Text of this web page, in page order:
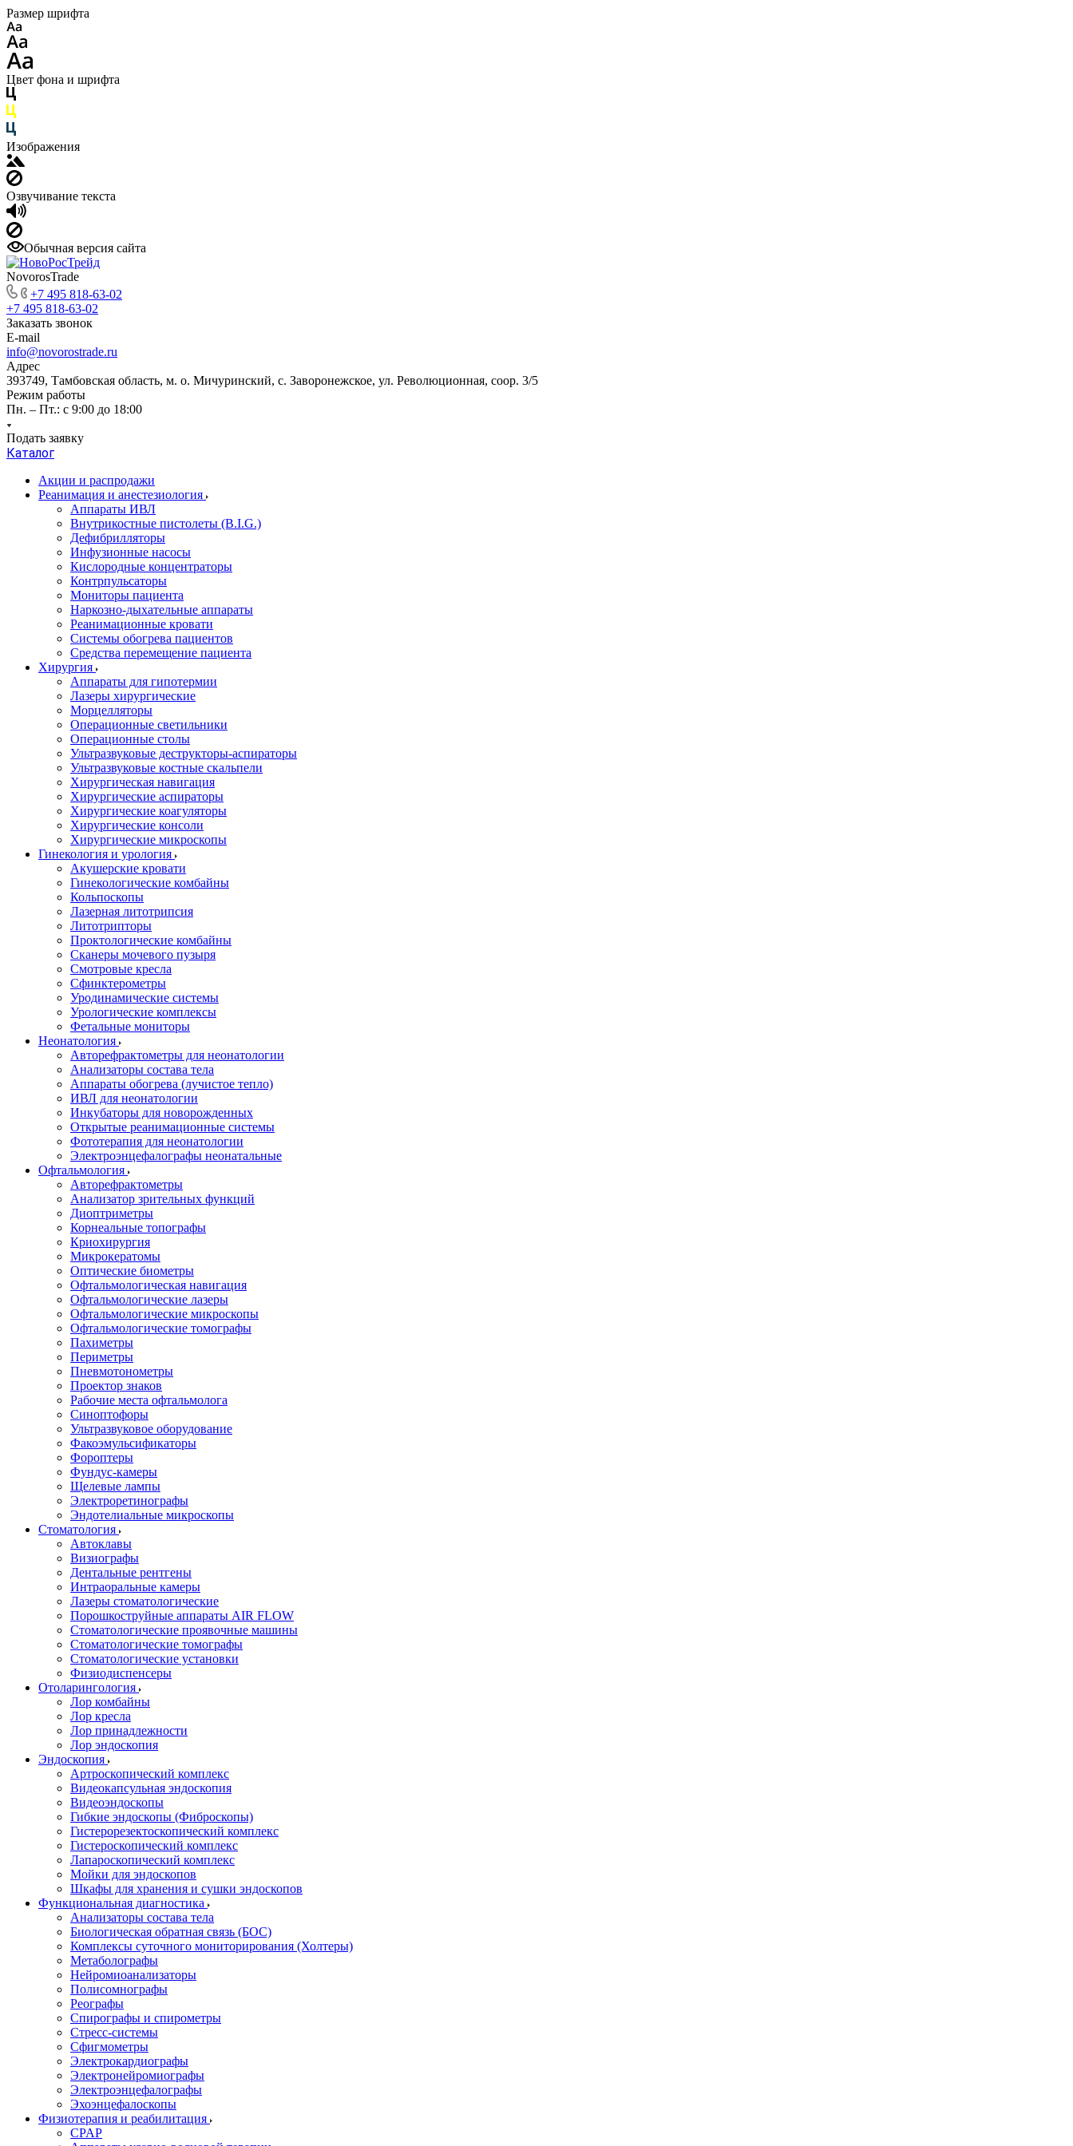
Размер шрифта
Цвет фона и шрифта
Изображения
Озвучивание текста
Обычная версия сайта
NovorosTrade
+7 495 818-63-02
+7 495 818-63-02
Заказать звонок
E-mail
info@novorostrade.ru
Адрес
393749, Тамбовская область, м. о. Мичуринский, с. Заворонежское, ул. Революционная, соор. 3/5
Режим работы
Пн. – Пт.: с 9:00 до 18:00
Подать заявку
Каталог
Акции и распродажи
Реанимация и анестезиология
Аппараты ИВЛ
Внутрикостные пистолеты (B.I.G.)
Дефибрилляторы
Инфузионные насосы
Кислородные концентраторы
Контрпульсаторы
Мониторы пациента
Наркозно-дыхательные аппараты
Реанимационные кровати
Системы обогрева пациентов
Средства перемещение пациента
Хирургия
Аппараты для гипотермии
Лазеры хирургические
Морцелляторы
Операционные светильники
Операционные столы
Ультразвуковые деструкторы-аспираторы
Ультразвуковые костные скальпели
Хирургическая навигация
Хирургические аспираторы
Хирургические коагуляторы
Хирургические консоли
Хирургические микроскопы
Гинекология и урология
Акушерские кровати
Гинекологические комбайны
Кольпоскопы
Лазерная литотрипсия
Литотрипторы
Проктологические комбайны
Сканеры мочевого пузыря
Смотровые кресла
Сфинктерометры
Уродинамические системы
Урологические комплексы
Фетальные мониторы
Неонатология
Авторефрактометры для неонатологии
Анализаторы состава тела
Аппараты обогрева (лучистое тепло)
ИВЛ для неонатологии
Инкубаторы для новорожденных
Открытые реанимационные системы
Фототерапия для неонатологии
Электроэнцефалографы неонатальные
Офтальмология
Авторефрактометры
Анализатор зрительных функций
Диоптриметры
Корнеальные топографы
Криохирургия
Микрокератомы
Оптические биометры
Офтальмологическая навигация
Офтальмологические лазеры
Офтальмологические микроскопы
Офтальмологические томографы
Пахиметры
Периметры
Пневмотонометры
Проектор знаков
Рабочие места офтальмолога
Синоптофоры
Ультразвуковое оборудование
Факоэмульсификаторы
Фороптеры
Фундус-камеры
Щелевые лампы
Электроретинографы
Эндотелиальные микроскопы
Стоматология
Автоклавы
Визиографы
Дентальные рентгены
Интраоральные камеры
Лазеры стоматологические
Порошкоструйные аппараты AIR FLOW
Стоматологические проявочные машины
Стоматологические томографы
Стоматологические установки
Физиодиспенсеры
Отоларингология
Лор комбайны
Лор кресла
Лор принадлежности
Лор эндоскопия
Эндоскопия
Артроскопический комплекс
Видеокапсульная эндоскопия
Видеоэндоскопы
Гибкие эндоскопы (Фиброcкопы)
Гистерорезектоскопический комплекс
Гистероскопический комплекс
Лапароскопический комплекс
Мойки для эндоскопов
Шкафы для хранения и сушки эндоскопов
Функциональная диагностика
Анализаторы состава тела
Биологическая обратная связь (БОС)
Комплексы суточного мониторирования (Холтеры)
Метаболографы
Нейромиоанализаторы
Полисомнографы
Реографы
Спирографы и спирометры
Стресс-системы
Сфигмометры
Электрокардиографы
Электронейромиографы
Электроэнцефалографы
Эхоэнцефалоскопы
Физиотерапия и реабилитация
CPAP